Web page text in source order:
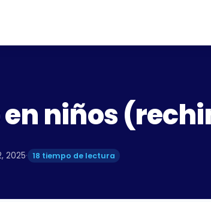
niños
2025· 18 tiempo de lectura